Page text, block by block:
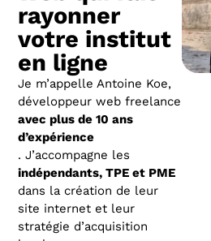
rayonner
votre institut
en ligne
Je m’appelle Antoine Koe,
développeur web freelance
avec plus de 10 ans
d’expérience
. J’accompagne les
indépendants, TPE et PME
dans la création de leur
site internet et leur
stratégie d’acquisition